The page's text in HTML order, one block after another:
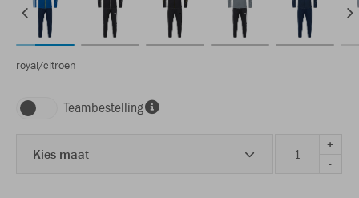
royal/citroen
Teambestelling
Kies maat
+
-